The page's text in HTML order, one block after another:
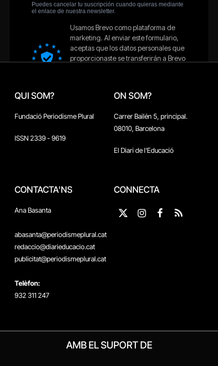
QUI SOM?
Fundació Periodisme Plural
ISSN 2339 - 9619
ON SOM?
Carrer Bailén 5, principal.
08010, Barcelona
El Diari de l'Educació
CONTACTA'NS
Ana Basanta
abasanta@periodismeplural.cat
redaccio@diarieducacio.cat
publicitat@periodismeplural.cat
Telèfon:
932 311 247
CONNECTA
X
Instagram
Facebook
RSS
AMB EL SUPORT DE